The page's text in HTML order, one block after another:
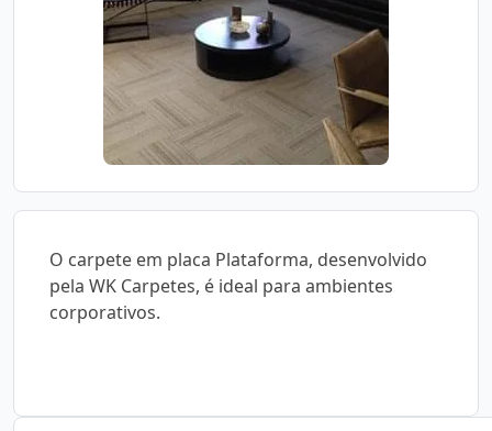
O carpete em placa Plataforma, desenvolvido
pela WK Carpetes, é ideal para ambientes
corporativos.